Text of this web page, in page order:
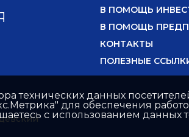
В ПОМОЩЬ
В ПОМОЩЬ
КОНТАКТЫ
ПОЛЕЗНЫЕ
технических данных
для обеспечения
с использованием данных